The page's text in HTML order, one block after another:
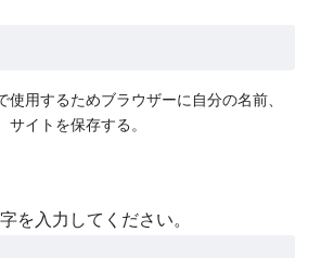
使用するためブラウザーに自分の名前、
サイトを保存する。
を入力してください。